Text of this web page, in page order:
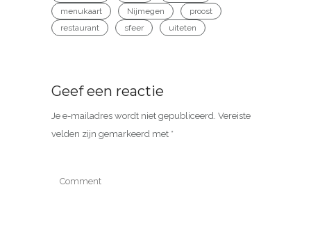
menukaart Nijmegen
proost
restaurant
sfeer uiteten
Geef een reactie
Je e-mailadres wordt niet gepubliceerd. Vereiste
velden zijn gemarkeerd met *